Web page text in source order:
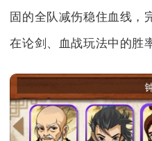
固的全队减伤稳住血线，
在论剑、血战玩法中的胜